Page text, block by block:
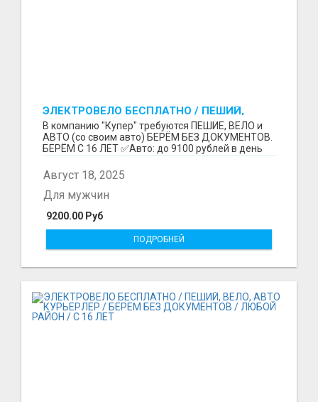
ЭЛЕКТРОВЕЛО БЕСПЛАТНО / ПЕШИЙ,
ВЕЛО, АВТО / БЕРЕМ БЕЗ ДОКУМЕНТОВ /
ЛЮБОЙ РАЙОН / С 16 ЛЕТ
В компанию "Купер" требуются ПЕШИЕ, ВЕЛО и
АВТО (со своим авто) БЕРЁМ БЕЗ ДОКУМЕНТОВ.
БЕРЁМ С 16 ЛЕТ ✅Авто: до 9100 рублей в день
Август 18, 2025
9200.00 Руб
Для мужчин
ПОДРОБНЕЙ